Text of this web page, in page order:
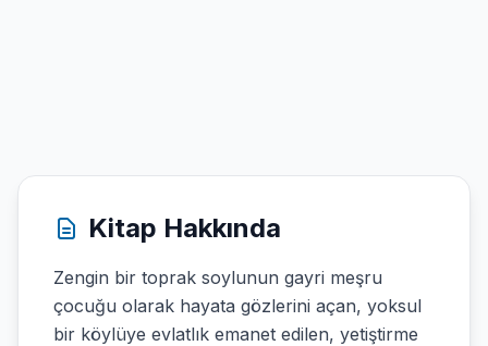
Kitap Hakkında
Zengin bir toprak soylunun gayri meşru
çocuğu olarak hayata gözlerini açan, yoksul
bir köylüye evlatlık emanet edilen, yetiştirme